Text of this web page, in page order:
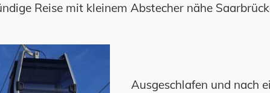
Reise mit kleinem Abstecher nähe
Ausgeschlafen und nach